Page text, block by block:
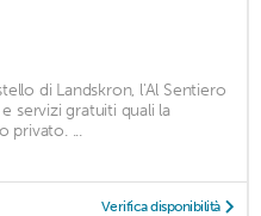
di Landskron, l'Al Sentiero
servizi gratuiti quali la
privato. ...
Verifica disponibilità